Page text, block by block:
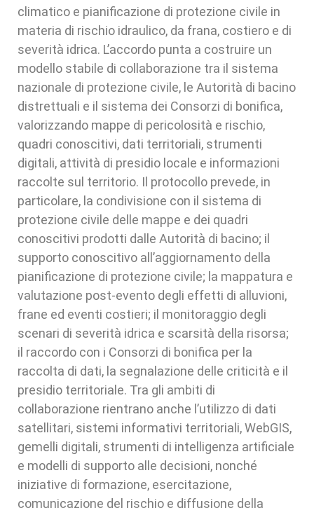
climatico e pianificazione di protezione civile in
materia di rischio idraulico, da frana, costiero e di
severità idrica. L’accordo punta a costruire un
modello stabile di collaborazione tra il sistema
nazionale di protezione civile, le Autorità di bacino
distrettuali e il sistema dei Consorzi di bonifica,
valorizzando mappe di pericolosità e rischio,
quadri conoscitivi, dati territoriali, strumenti
digitali, attività di presidio locale e informazioni
raccolte sul territorio. Il protocollo prevede, in
particolare, la condivisione con il sistema di
protezione civile delle mappe e dei quadri
conoscitivi prodotti dalle Autorità di bacino; il
supporto conoscitivo all’aggiornamento della
pianificazione di protezione civile; la mappatura e
valutazione post-evento degli effetti di alluvioni,
frane ed eventi costieri; il monitoraggio degli
scenari di severità idrica e scarsità della risorsa;
il raccordo con i Consorzi di bonifica per la
raccolta di dati, la segnalazione delle criticità e il
presidio territoriale. Tra gli ambiti di
collaborazione rientrano anche l’utilizzo di dati
satellitari, sistemi informativi territoriali, WebGIS,
gemelli digitali, strumenti di intelligenza artificiale
e modelli di supporto alle decisioni, nonché
iniziative di formazione, esercitazione,
comunicazione del rischio e diffusione della